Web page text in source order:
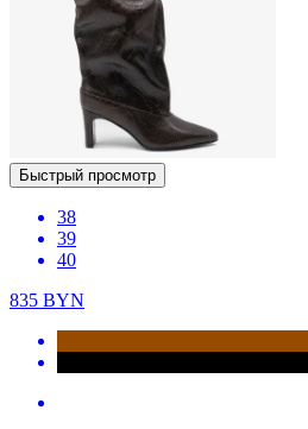
Быстрый просмотр
38
39
40
835 BYN